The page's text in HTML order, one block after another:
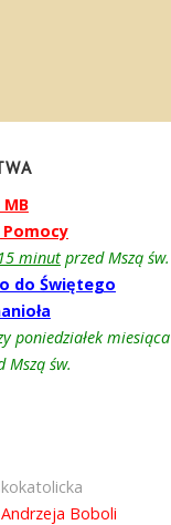
15 minutprzed Mszą św.
do Świętego
poniedziałek miesiąca
Mszą św.
Boboli